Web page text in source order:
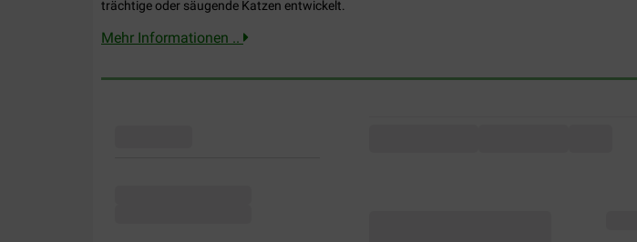
trächtige oder säugende Katzen entwickelt.
Mehr Informationen ..